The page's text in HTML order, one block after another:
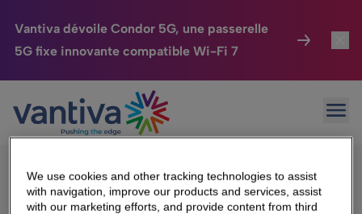
Vantiva dévoile Condor 5G, une passerelle
5G fixe innovante compatible Wi-Fi 7
Passer au contenu principal
Maison Connectée
HomeSight
Entreprise
Sorry, no results were found.
Rechercher :
We use cookies and other tracking technologies to assist
with navigation, improve our products and services, assist
with our marketing efforts, and provide content from third